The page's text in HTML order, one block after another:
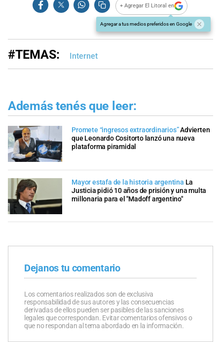
+ Agregar El Litoral en
Agregar a tus medios preferidos en Google
#TEMAS: Internet
Además tenés que leer:
Promete “ingresos extraordinarios”Advierten
que Leonardo Cositorto lanzó una nueva
plataforma piramidal
Mayor estafa de la historia argentina La
Justicia pidió 10 años de prisión y una multa
millonaria para el "Madoff argentino"
Dejanos tu comentario
Los comentarios realizados son de exclusiva
responsabilidad de sus autores y las consecuencias
derivadas de ellos pueden ser pasibles de las sanciones
legales que correspondan. Evitar comentarios ofensivos o
que no respondan al tema abordado en la información.